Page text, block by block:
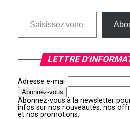
Saisissez votre adresse e-mail…
LETTRE
Adresse e-mail
Abonnez-vous à la newsletter
infos sur nos nouveautés, nos
et nos promotions.